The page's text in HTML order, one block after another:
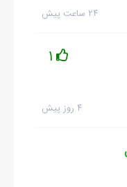
۲۴ ساعت پیش
1
۴ روز پیش